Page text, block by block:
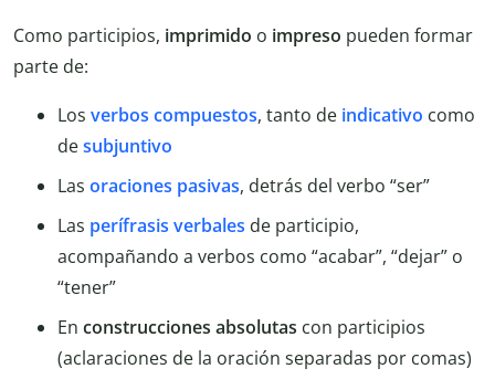
Como participios, imprimido o impreso pueden formar
parte de:
Los verbos compuestos, tanto de indicativo como
desubjuntivo
Las oraciones pasivas, detrás del verbo “ser”
Las perífrasis verbales de participio,
acompañando a verbos como “acabar”, “dejar” o
“tener”
En construcciones absolutas con participios
(aclaraciones de la oración separadas por comas)